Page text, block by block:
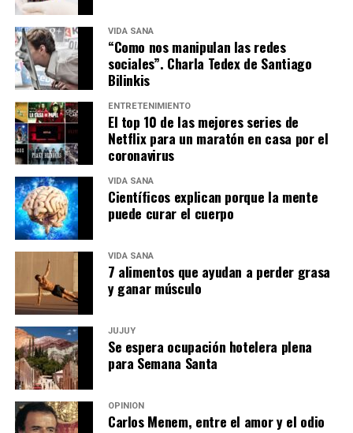
VIDA SANA
“Como nos manipulan las redes
sociales”. Charla Tedex de Santiago
Bilinkis
ENTRETENIMIENTO
El top 10 de las mejores series de
Netflix para un maratón en casa por el
coronavirus
VIDA SANA
Científicos explican porque la mente
puede curar el cuerpo
VIDA SANA
7 alimentos que ayudan a perder grasa
y ganar músculo
JUJUY
Se espera ocupación hotelera plena
para Semana Santa
OPINIÓN
Carlos Menem, entre el amor y el odio